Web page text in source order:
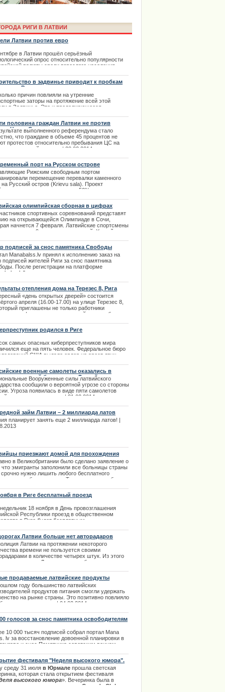
Laima Voice пройдет онлайн в
Вайкуле
Rendezvous Jūrmala будет
в Риге с автошколой
обратилась к поклонникам
Rendezvous Jūrmala
извинилось за нарушение
РИГИ В ЛАТВИИ
Латвии против евро
в Латвии прошёл серьёзный
опрос относительно популярности
валюты среди взрослого населения
согласны с переходом на евро в 2014 году.
этом 52 процента всё же высказывались
в задвинье приводит к пробкам
Риги
причин повлияли на утренние
заторы на протяжение всей этой
в Задвинье. Это и продолжающееся
и реконструкция моста через канал на
дамбис.
половина граждан Латвии не против
Центр Согласия
выполненного референдума стало
что граждане в объеме 45 процентов не
протестов относительно пребывания ЦС на
скамье.
| 28.02.2014
порт на Русском острове
Рижским свободным портом
перемещение перевалки каменного
на Русский остров (Krievu sala). Проект
в сто миллионов латов, 50% которых
олимпийская сборная в цифрах
спортивных соревнований представят
на открывающейся Олимпиаде в Сочи,
начнется 7 февраля. Латвийские спортсмены
участие в 9 видах соревнований. Хоккей,
горные лыжи и биатлон — в таких же
Латвия принимала участие в 2010
| 28.01.2014
подписей за снос памятника Свободы
Manabalss.lv принял к исполнению заказ на
подписей жителей Риги за снос памятника
После регистрации на платформе
высказанные предложения оценят
отепления дома на Терезес 8, Рига
«день открытых дверей» состоится
апреля (16.00-17.00) на улице Терезес 8,
приглашены не только работники
информационных изданий, но и любые
родился в Риге
самых опасных киберпреступников мира
еще на пять человек. Федеральное бюро
США выдало ордер на арест двух
и Алексей Белан, известный в интернет-
под никами "Федюня", "Абыр Валгов",
"Магг" и "Мой.Явик". Белан - гражданин
латвийского происхождения.
военные самолеты оказались в
близости от Латвийских
вод
Вооруженные силы латвийского
сообщили о вероятной угрозе со стороны
Угроза появилась в виде пяти самолетов
происхождения. | 21.02.2014
займ Латвии – 2 миллиарда латов
планирует занять еще 2 миллиарда латов! |
приезжают домой для прохождения
в Великобритании было сделано заявление о
что эмигранты заполонили все больницы страны
срочно нужно лишить любого бесплатного
обслуживания. Такое заявление было
с которым медики оказались категорически
| 11.04.2013
в Риге бесплатный проезд
18 ноября в День провозглашения
Республики проезд в общественном
в Риге будет бесплатным.
Латвии больше нет авторадаров
Латвии на протяжении некоторого
времени не пользуется своими
в количестве четырех штук. Из этого
что дороги Латвии ныне свободны от этих
продаваемые латвийские продукты
году большинство латвийских
продуктов питания смогли удержать
на рынке страны. Это позитивно повлияло
производства. | 04.02.2014
голосов за снос памятника освободителям
10 000 тысяч подписей собрал портал Mana
lv за восстановление довоенной планировки в
и снос Памятника советским воинам-
захватчиков.
фестиваля "Неделя высокого юмора".
среду 31 июля в Юрмале прошла светская
которая стала открытием фестиваля
высокого юмора». Вечеринка была в
Comedy Club